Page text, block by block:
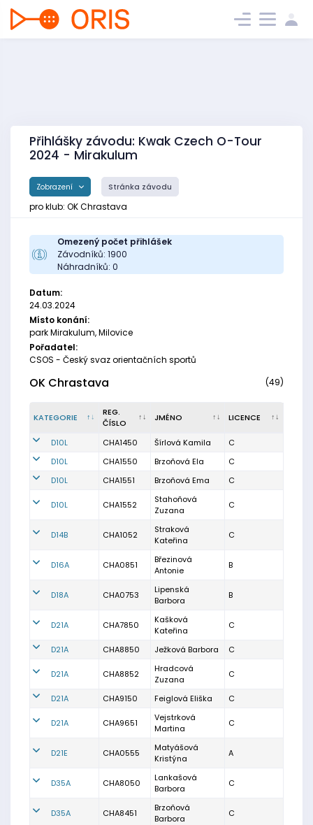
Přihlášky závodu: Kwak Czech O-Tour
2024 - Mirakulum
Zobrazení Stránka závodu
pro klub: OK Chrastava
Omezený počet přihlášek
Závodníků: 1900
Náhradníků: 0
Datum:
24.03.2024
Místo konání:
park Mirakulum, Milovice
Pořadatel:
CSOS - Český svaz orientačních sportů
OK Chrastava (49)
KATEGORIE
REG.
ČÍSLO
JMÉNO LICENCE
D10L CHA1450 Šírlová Kamila
C
D10L
CHA1550 Brzoňová Ela
C
D10L
CHA1551 Brzoňová Ema C
D10L CHA1552
Stahoňová
Zuzana
C
D14B CHA1052
Straková
Kateřina
C
D16A CHA0851
Březinová
Antonie
B
D18A CHA0753
Lipenská
Barbora
B
D21A CHA7850
Kašková
Kateřina
C
D21A CHA8850 Ježková Barbora C
D21A CHA8852
Hradcová
Zuzana
C
D21A CHA9150 Feiglová Eliška C
D21A CHA9651
Vejstrková
Martina
C
D21E CHA0555
Matyášová
Kristýna
A
D35A CHA8050
Lankašová
Barbora
C
D35A CHA8451
Brzoňová
Barbora
C